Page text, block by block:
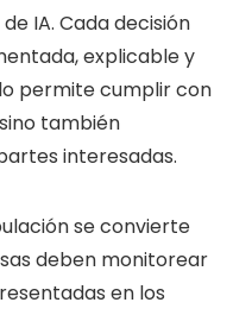
IA. Cada decisión
explicable y
permite cumplir con
también
interesadas.
se convierte
deben monitorear
en los